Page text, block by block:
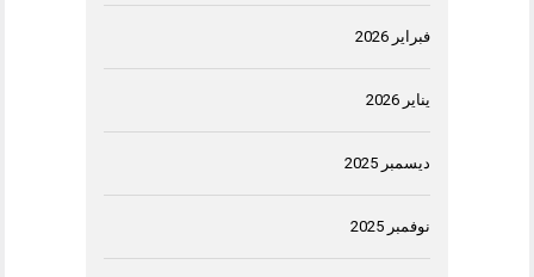
فبراير 2026
يناير 2026
ديسمبر 2025
نوفمبر 2025